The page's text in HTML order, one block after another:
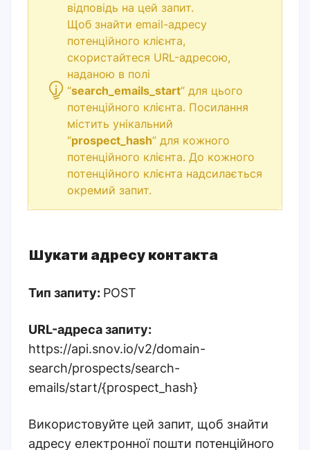
відповідь на цей запит.
Щоб знайти email-адресу
потенційного клієнта,
скористайтеся URL-адресою,
наданою в полі
“search_emails_start” для цього
потенційного клієнта. Посилання
містить унікальний
“prospect_hash” для кожного
потенційного клієнта. До кожного
потенційного клієнта надсилається
окремий запит.
Шукати адресу контакта
Тип запиту: POST
URL-адреса запиту:
https://api.snov.io/v2/domain-
search/prospects/search-
emails/start/{prospect_hash}
Використовуйте цей запит, щоб знайти
адресу електронної пошти потенційного